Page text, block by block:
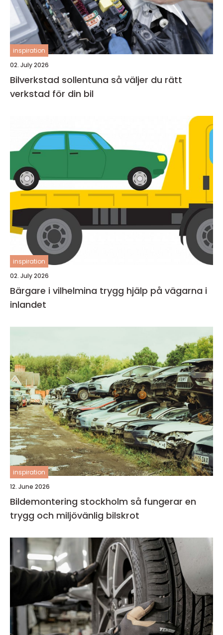
inspiration
02. July 2026
Bilverkstad sollentuna så väljer du rätt
verkstad för din bil
inspiration
02. July 2026
Bärgare i vilhelmina trygg hjälp på vägarna i
inlandet
inspiration
12. June 2026
Bildemontering stockholm så fungerar en
trygg och miljövänlig bilskrot